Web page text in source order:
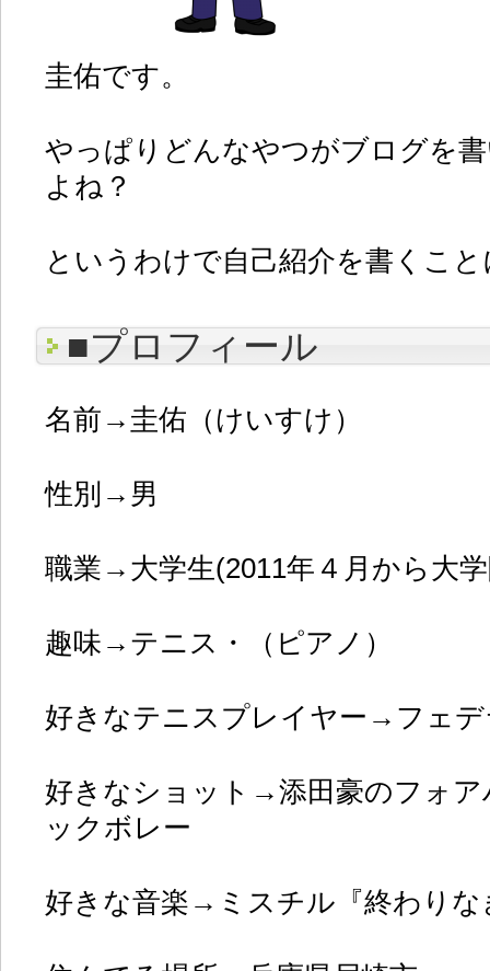
圭佑です。
やっぱりどんなやつがブログを
よね？
というわけで自己紹介を書くこ
■プロフィール
名前→圭佑（けいすけ）
性別→男
職業→大学生(2011年４月から大
趣味→テニス・（ピアノ）
好きなテニスプレイヤー→フェデ
好きなショット→添田豪のフォ
ックボレー
好きな音楽→ミスチル『終わりな